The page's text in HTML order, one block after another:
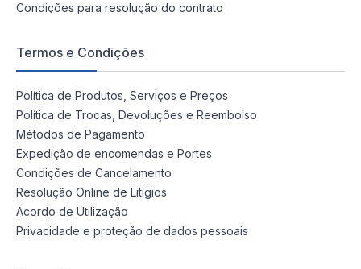
Condições para resolução do contrato
Termos e Condições
Política de Produtos, Serviços e Preços
Política de Trocas, Devoluções e Reembolso
Métodos de Pagamento
Expedição de encomendas e Portes
Condições de Cancelamento
Resolução Online de Litígios
Acordo de Utilização
Privacidade e proteção de dados pessoais